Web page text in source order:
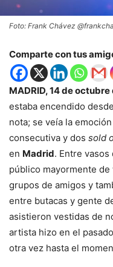
Foto: Frank Chávez
Comparte con tus
MADRID, 14 de
estaba encendido
nota; se veía la
consecutiva y dos sold
en Madrid. Entre
público mayormente
grupos de amigos y
entre butacas y gente
asistieron vestidas de
artista hizo en el
otra vez hasta el